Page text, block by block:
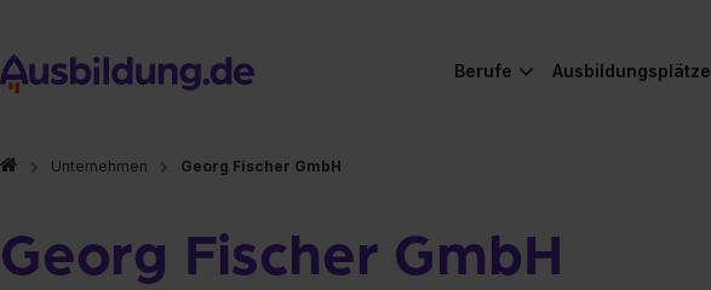
Berufe Ausbildungsplätze
Unternehmen Georg Fischer GmbH
Georg Fischer GmbH